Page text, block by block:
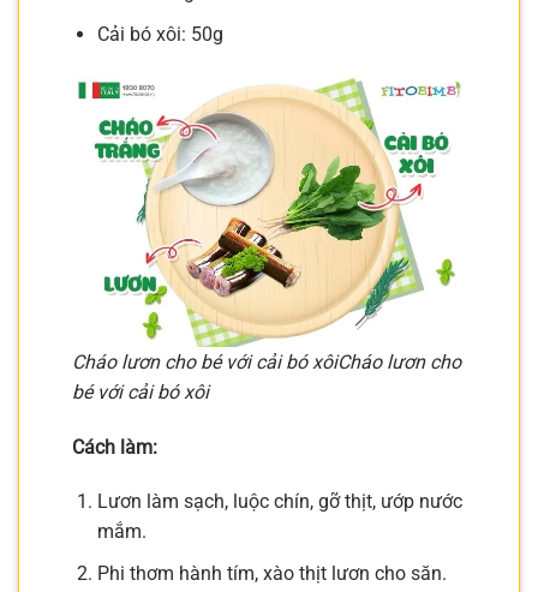
Cải bó xôi: 50g
Cháo lươn cho bé với cải bó xôiCháo lươn cho
bé với cải bó xôi
Cách làm:
Lươn làm sạch, luộc chín, gỡ thịt, ướp nước
mắm.
Phi thơm hành tím, xào thịt lươn cho săn.